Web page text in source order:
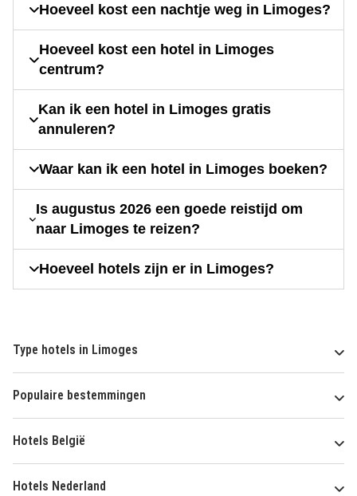
Hoeveel kost een nachtje weg in Limoges?
Hoeveel kost een hotel in Limoges
centrum?
Kan ik een hotel in Limoges gratis
annuleren?
Waar kan ik een hotel in Limoges boeken?
Is augustus 2026 een goede reistijd om
naar Limoges te reizen?
Hoeveel hotels zijn er in Limoges?
Type hotels in Limoges
Populaire bestemmingen
Hotels België
Hotels Nederland